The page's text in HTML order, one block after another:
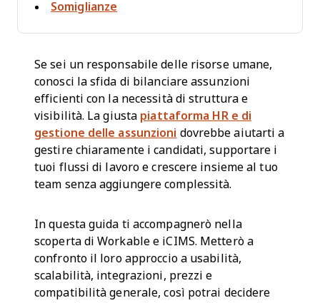
Somiglianze
Se sei un responsabile delle risorse umane,
conosci la sfida di bilanciare assunzioni
efficienti con la necessità di struttura e
visibilità. La giusta piattaforma HR e di
gestione delle assunzioni dovrebbe aiutarti a
gestire chiaramente i candidati, supportare i
tuoi flussi di lavoro e crescere insieme al tuo
team senza aggiungere complessità.
In questa guida ti accompagnerò nella
scoperta di Workable e iCIMS. Metterò a
confronto il loro approccio a usabilità,
scalabilità, integrazioni, prezzi e
compatibilità generale, così potrai decidere